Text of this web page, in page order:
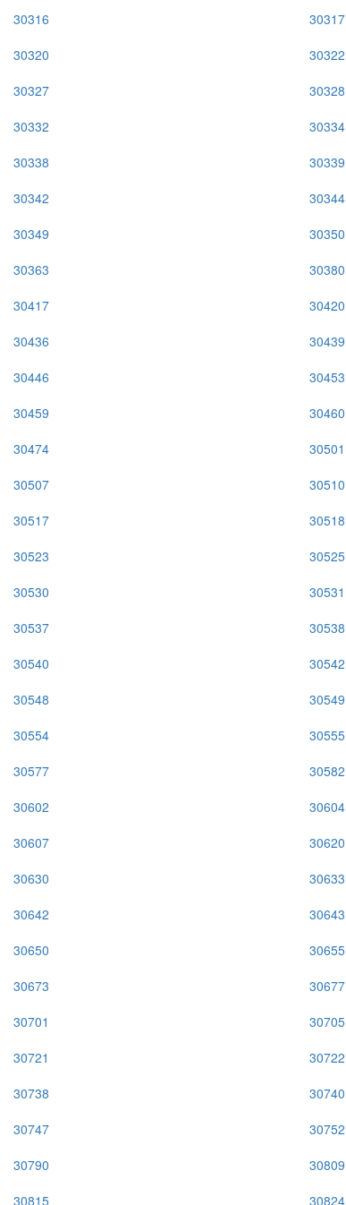
30316
30317
30320
30322
30327
30328
30332
30334
30338
30339
30342
30344
30349
30350
30363
30380
30417
30420
30436
30439
30446
30453
30459
30460
30474
30501
30507
30510
30517
30518
30523
30525
30530
30531
30537
30538
30540
30542
30548
30549
30554
30555
30577
30582
30602
30604
30607
30620
30630
30633
30642
30643
30650
30655
30673
30677
30701
30705
30721
30722
30738
30740
30747
30752
30790
30809
30815
30824